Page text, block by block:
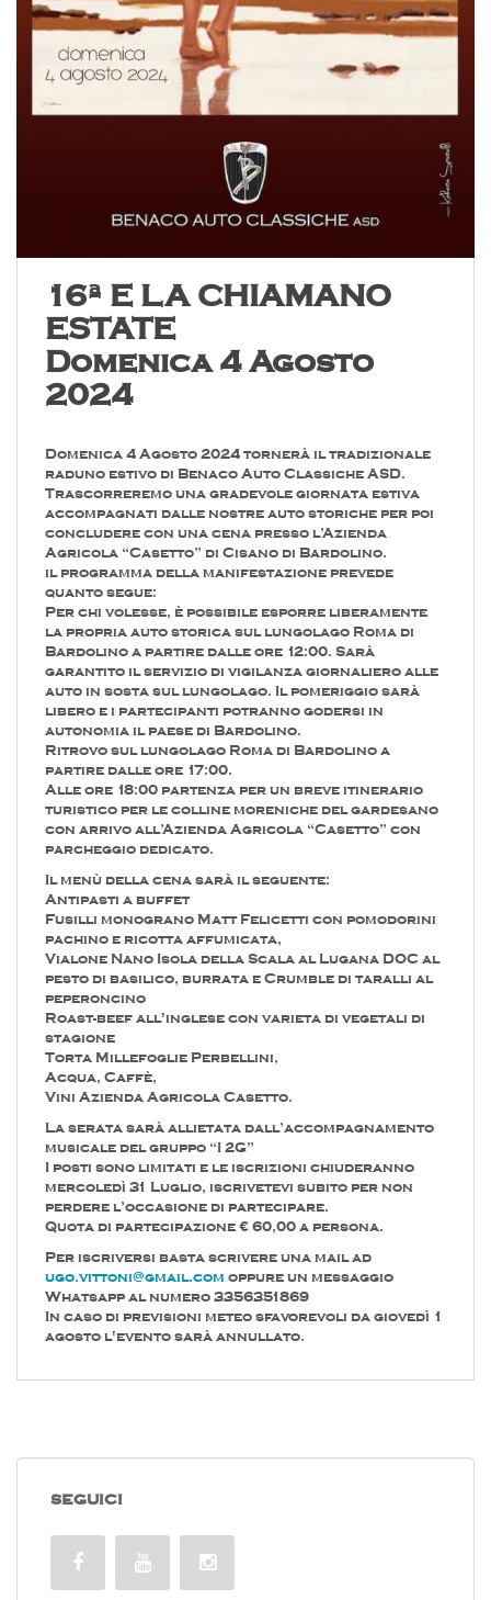
16ª E LA CHIAMANO
ESTATE
Domenica 4 Agosto
2024
Domenica 4 Agosto 2024 tornerà il tradizionale
raduno estivo di Benaco Auto Classiche ASD.
Trascorreremo una gradevole giornata estiva
accompagnati dalle nostre auto storiche per poi
concludere con una cena presso l’Azienda
Agricola “Casetto” di Cisano di Bardolino.
il programma della manifestazione prevede
quanto segue:
Per chi volesse, è possibile esporre liberamente
la propria auto storica sul lungolago Roma di
Bardolino a partire dalle ore 12:00. Sarà
garantito il servizio di vigilanza giornaliero alle
auto in sosta sul lungolago. Il pomeriggio sarà
libero e i partecipanti potranno godersi in
autonomia il paese di Bardolino.
Ritrovo sul lungolago Roma di Bardolino a
partire dalle ore 17:00.
Alle ore 18:00 partenza per un breve itinerario
turistico per le colline moreniche del gardesano
con arrivo all’Azienda Agricola “Casetto” con
parcheggio dedicato.
Il menù della cena sarà il seguente:
Antipasti a buffet
Fusilli monograno Matt Felicetti con pomodorini
pachino e ricotta affumicata,
Vialone Nano Isola della Scala al Lugana DOC al
pesto di basilico, burrata e Crumble di taralli al
peperoncino
Roast-beef all'inglese con varieta di vegetali di
stagione
Torta Millefoglie Perbellini,
Acqua, Caffè,
Vini Azienda Agricola Casetto.
La serata sarà allietata dall’accompagnamento
musicale del gruppo “I 2G”
I posti sono limitati e le iscrizioni chiuderanno
mercoledì 31 Luglio, iscrivetevi subito per non
perdere l’occasione di partecipare.
Quota di partecipazione € 60,00 a persona.
Per iscriversi basta scrivere una mail ad
ugo.vittoni@gmail.com oppure un messaggio
Whatsapp al numero 3356351869
In caso di previsioni meteo sfavorevoli da giovedì 1
agosto l'evento sarà annullato.
SEGUICI